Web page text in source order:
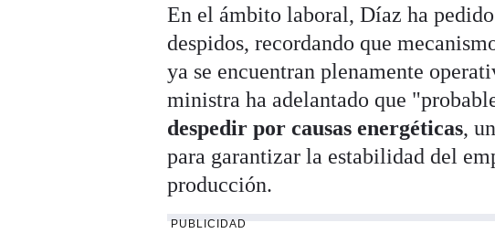
En el ámbito laboral, Díaz ha
despidos, recordando que
ya se encuentran plenamente
ministra ha adelantado que
despedir por causas energéticas,
para garantizar la estabilidad del
producción.
PUBLICIDAD